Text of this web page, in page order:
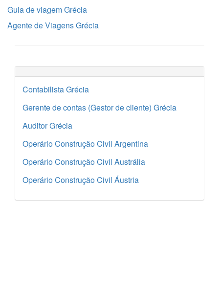
Guia de viagem Grécia
Agente de Viagens Grécia
Contabilista Grécia
Gerente de contas (Gestor de cliente) Grécia
Auditor Grécia
Operário Construção Civil Argentina
Operário Construção Civil Austrália
Operário Construção Civil Áustria